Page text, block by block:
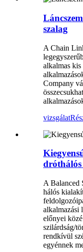
szalag
A Chain
alkalmas kis
Company
vizsgálat
A Balanced
hálós
alkalmazási
előnyei
szilárdság/
rendkívül
egyénnek